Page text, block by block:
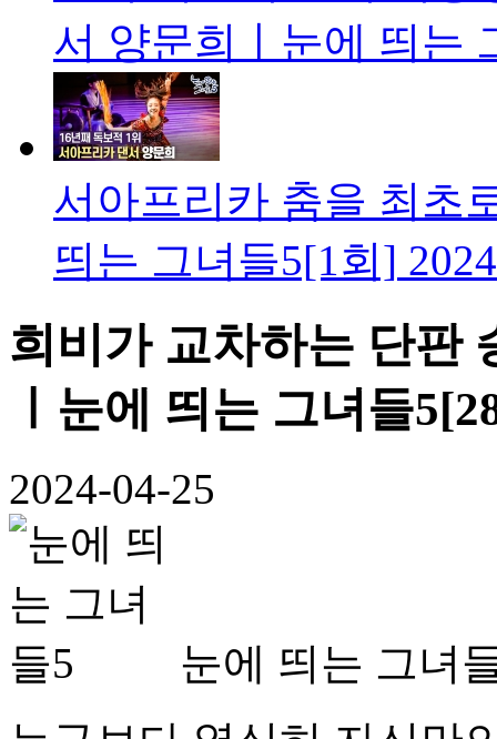
서 양문희ㅣ눈에 띄는
서아프리카 춤을 최초
띄는 그녀들5[1회]
희비가 교차하는 단판
ㅣ눈에 띄는 그녀들
2024-04-25
눈에 띄는 그녀